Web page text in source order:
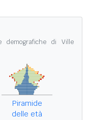
demografiche di Ville
Piramide
delle età